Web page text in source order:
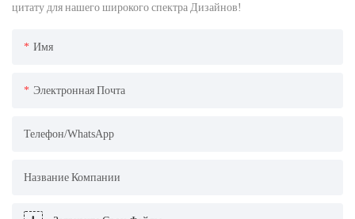
цитату для нашего широкого спектра Дизайнов!
Имя
Электронная Почта
Телефон/WhatsApp
Название Компании